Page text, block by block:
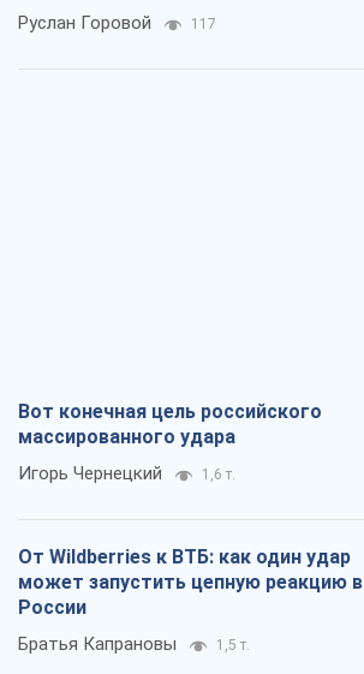
Руслан Горовой 117
Вот конечная цель российского
массированного удара
Игорь Чернецкий 1,6 т.
От Wildberries к ВТБ: как один удар
может запустить цепную реакцию в
России
Братья Капрановы 1,5 т.